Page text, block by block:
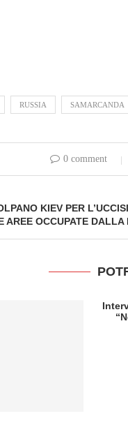
RUSSIA SAMARCANDA
0 comment
KIEV PER
AREE OCCUPATE DALLA